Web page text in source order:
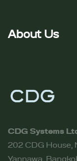
About Us
CDG Systems
202 CDG House,
Yannawa,